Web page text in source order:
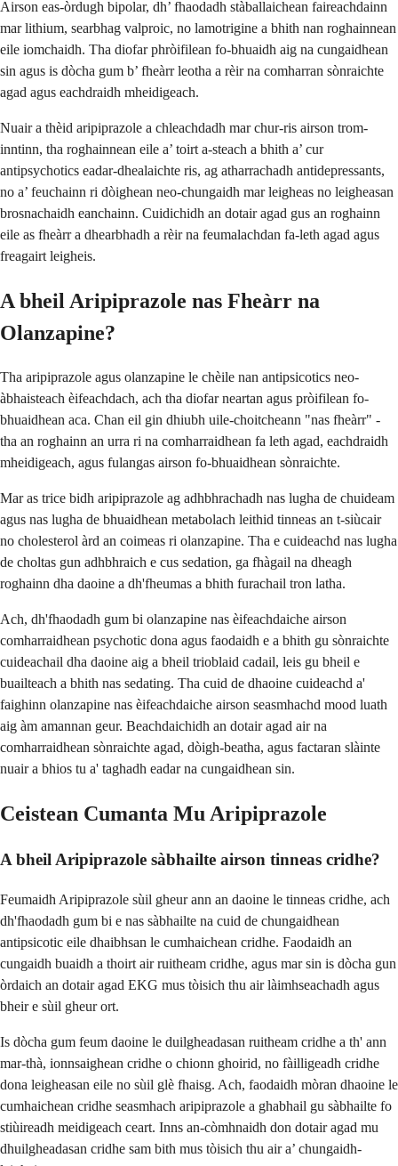
Airson eas-òrdugh bipolar, dh’ fhaodadh stàballaichean faireachdainn
mar lithium, searbhag valproic, no lamotrigine a bhith nan roghainnean
eile iomchaidh. Tha diofar phròifilean fo-bhuaidh aig na cungaidhean
sin agus is dòcha gum b’ fheàrr leotha a rèir na comharran sònraichte
agad agus eachdraidh mheidigeach.
Nuair a thèid aripiprazole a chleachdadh mar chur-ris airson trom-
inntinn, tha roghainnean eile a’ toirt a-steach a bhith a’ cur
antipsychotics eadar-dhealaichte ris, ag atharrachadh antidepressants,
no a’ feuchainn ri dòighean neo-chungaidh mar leigheas no leigheasan
brosnachaidh eanchainn. Cuidichidh an dotair agad gus an roghainn
eile as fheàrr a dhearbhadh a rèir na feumalachdan fa-leth agad agus
freagairt leigheis.
A bheil Aripiprazole nas Fheàrr na
Olanzapine?
Tha aripiprazole agus olanzapine le chèile nan antipsicotics neo-
àbhaisteach èifeachdach, ach tha diofar neartan agus pròifilean fo-
bhuaidhean aca. Chan eil gin dhiubh uile-choitcheann "nas fheàrr" -
tha an roghainn an urra ri na comharraidhean fa leth agad, eachdraidh
mheidigeach, agus fulangas airson fo-bhuaidhean sònraichte.
Mar as trice bidh aripiprazole ag adhbhrachadh nas lugha de chuideam
agus nas lugha de bhuaidhean metabolach leithid tinneas an t-siùcair
no cholesterol àrd an coimeas ri olanzapine. Tha e cuideachd nas lugha
de choltas gun adhbhraich e cus sedation, ga fhàgail na dheagh
roghainn dha daoine a dh'fheumas a bhith furachail tron latha.
Ach, dh'fhaodadh gum bi olanzapine nas èifeachdaiche airson
comharraidhean psychotic dona agus faodaidh e a bhith gu sònraichte
cuideachail dha daoine aig a bheil trioblaid cadail, leis gu bheil e
buailteach a bhith nas sedating. Tha cuid de dhaoine cuideachd a'
faighinn olanzapine nas èifeachdaiche airson seasmhachd mood luath
aig àm amannan geur. Beachdaichidh an dotair agad air na
comharraidhean sònraichte agad, dòigh-beatha, agus factaran slàinte
nuair a bhios tu a' taghadh eadar na cungaidhean sin.
Ceistean Cumanta Mu Aripiprazole
A bheil Aripiprazole sàbhailte airson tinneas cridhe?
Feumaidh Aripiprazole sùil gheur ann an daoine le tinneas cridhe, ach
dh'fhaodadh gum bi e nas sàbhailte na cuid de chungaidhean
antipsicotic eile dhaibhsan le cumhaichean cridhe. Faodaidh an
cungaidh buaidh a thoirt air ruitheam cridhe, agus mar sin is dòcha gun
òrdaich an dotair agad EKG mus tòisich thu air làimhseachadh agus
bheir e sùil gheur ort.
Is dòcha gum feum daoine le duilgheadasan ruitheam cridhe a th' ann
mar-thà, ionnsaighean cridhe o chionn ghoirid, no fàilligeadh cridhe
dona leigheasan eile no sùil glè fhaisg. Ach, faodaidh mòran dhaoine le
cumhaichean cridhe seasmhach aripiprazole a ghabhail gu sàbhailte fo
stiùireadh meidigeach ceart. Inns an-còmhnaidh don dotair agad mu
dhuilgheadasan cridhe sam bith mus tòisich thu air a’ chungaidh-